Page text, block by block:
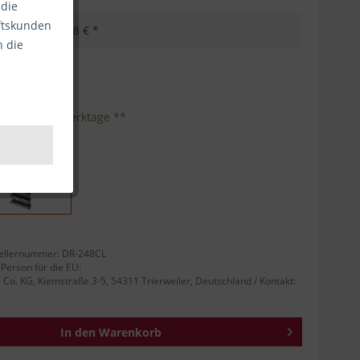
50,58 € *
1-3 Werktage **
DR-248CL
für die EU:
KG, Kiemstraße 3-5, 54311 Trierweiler, Deutschland / Kontakt:
In den Warenkorb
die